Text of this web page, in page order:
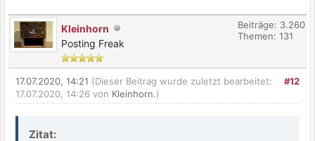
Kleinhorn
Posting Freak
Beiträge: 3.260
Themen: 131
#12
17.07.2020, 14:21 (Dieser Beitrag wurde zuletzt bearbeitet:
17.07.2020, 14:26 von Kleinhorn.)
Zitat: